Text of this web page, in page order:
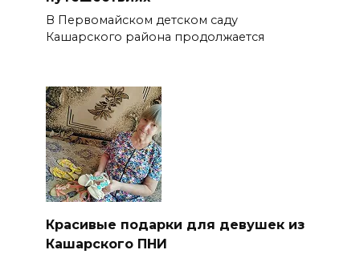
В Первомайском детском саду
Кашарского района продолжается
Красивые подарки для девушек из
Кашарского ПНИ